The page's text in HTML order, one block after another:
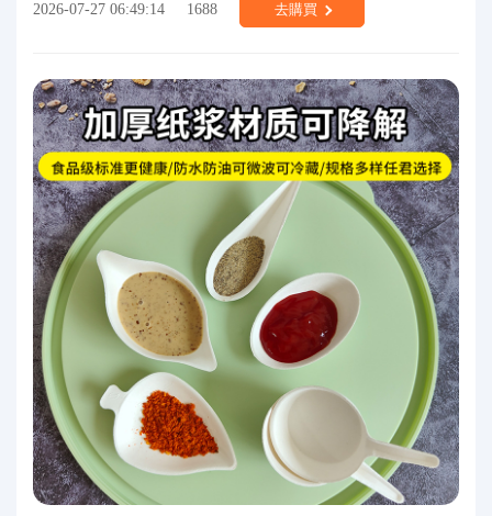
2026-07-27 06:49:14 1688 去購買